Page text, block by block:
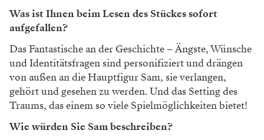
Was ist Ihnen beim Lesen des Stückes sofort
aufgefallen?
Das Fantastische an der Geschichte – Ängste, Wünsche
und Identitätsfragen sind personifiziert und drängen
von außen an die Hauptfigur Sam, sie verlangen,
gehört und gesehen zu werden. Und das Setting des
Traums, das einem so viele Spielmöglichkeiten bietet!
Wie würden Sie Sam beschreiben?